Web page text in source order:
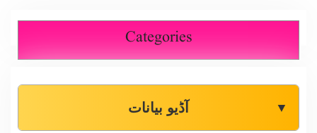
Categories
آڈیو بیانات ▼